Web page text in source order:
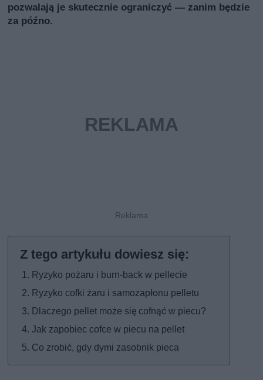
pozwalają je skutecznie ograniczyć — zanim będzie
za późno.
Ryzyko pożaru i burn-back w pellecie
Ryzyko cofki żaru i samozapłonu pelletu
Dlaczego pellet może się cofnąć w piecu?
Jak zapobiec cofce w piecu na pellet
Co zrobić, gdy dymi zasobnik pieca